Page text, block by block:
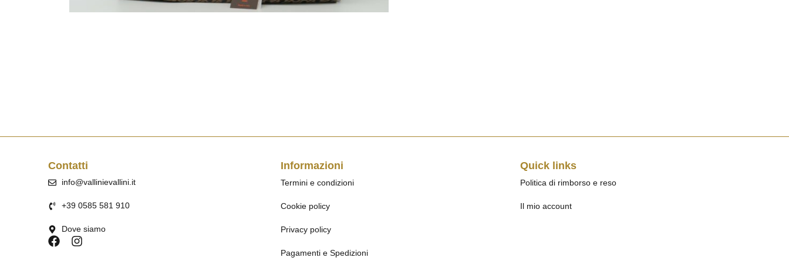
Contatti
info@vallinievallini.it
+39 0585 581 910
Dove siamo
Informazioni
Termini e condizioni
Cookie policy
Privacy policy
Pagamenti e Spedizioni
Quick links
Politica di rimborso e reso
Il mio account